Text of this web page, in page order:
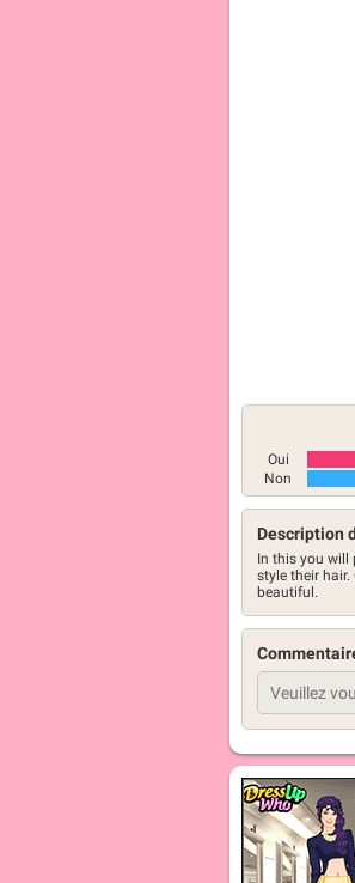
Oui
Non
Description
In this you will
style their
beautiful.